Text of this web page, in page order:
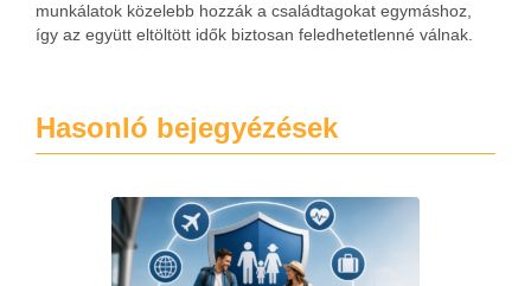
munkálatok közelebb hozzák a családtagokat egymáshoz,
így az együtt eltöltött idők biztosan feledhetetlenné válnak.
Hasonló bejegyézések